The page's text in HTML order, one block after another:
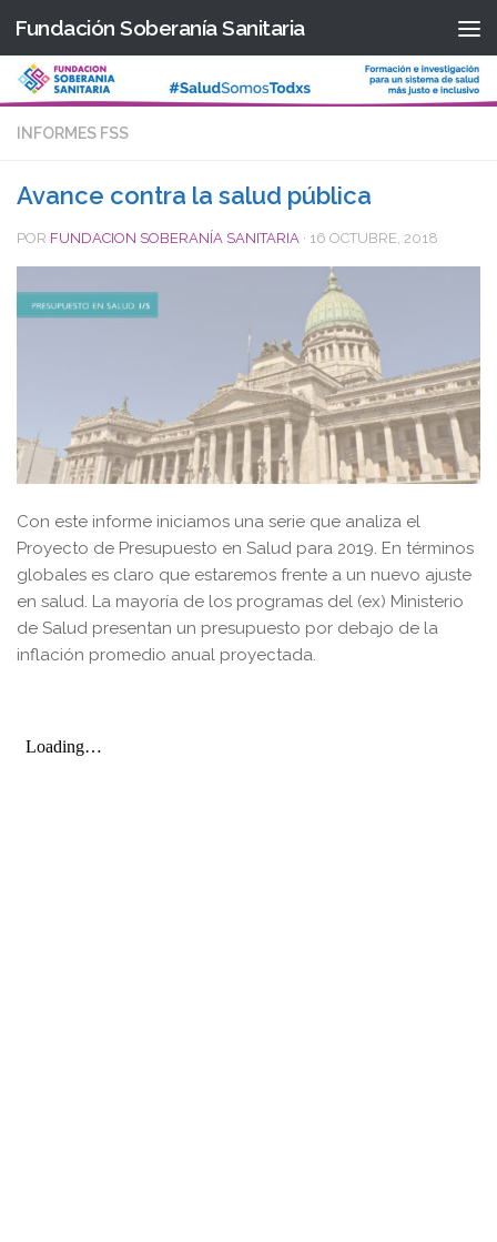
Saltar al contenido
Fundación Soberanía Sanitaria
INFORMES FSS
Avance contra la salud pública
POR FUNDACION SOBERANÍA SANITARIA · 16 OCTUBRE, 2018
Con este informe iniciamos una serie que analiza el
Proyecto de Presupuesto en Salud para 2019. En términos
globales es claro que estaremos frente a un nuevo ajuste
en salud. La mayoría de los programas del (ex) Ministerio
de Salud presentan un presupuesto por debajo de la
inflación promedio anual proyectada.